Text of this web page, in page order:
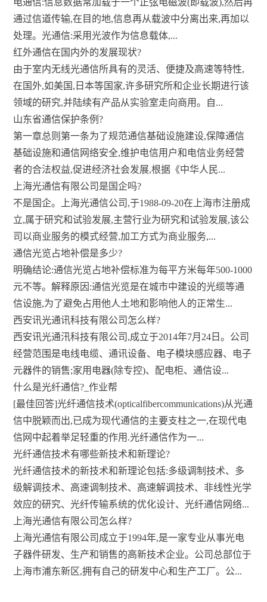
电通信:信息数据常加载于一个正弦电磁波(即载波),然后再
通过信道传输,在目的地,信息再从载波中分离出来,再加以
处理。光通信:采用光波作为信息载体,...
红外通信在国内外的发展现状?
由于室内无线光通信所具有的灵活、便捷及高速等特性,
在国外,如美国,日本等国家,许多研究所和企业长期进行该
领域的研究,并陆续有产品从实验室走向商用。自...
山东省通信保护条例?
第一章总则第一条为了规范通信基础设施建设,保障通信
基础设施和通信网络安全,维护电信用户和电信业务经营
者的合法权益,促进经济社会发展,根据《中华人民...
上海光通信有限公司是国企吗?
不是国企。上海光通信公司,于1988-09-20在上海市注册成
立,属于研究和试验发展,主营行业为研究和试验发展,该公
司以商业服务的模式经营,加工方式为商业服务,...
通信光览占地补偿是多少?
明确结论:通信光览占地补偿标准为每平方米每年500-1000
元不等。解释原因:通信光览是在城市中建设的光缆等通
信设施,为了避免占用他人土地和影响他人的正常生...
西安讯光通讯科技有限公司怎么样?
西安讯光通汛科技有限公司,成立于2014年7月24日。公司
经营范围是电线电缆、通讯设备、电子模块感应器、电子
元器件的销售;家用电器(除专控)、配电柜、通信设...
什么是光纤通信?_作业帮
[最佳回答]光纤通信技术(opticalfibercommunications)从光通
信中脱颖而出,已成为现代通信的主要支柱之一,在现代电
信网中起着举足轻重的作用.光纤通信作为一...
光纤通信技术有哪些新技术和新理论?
光纤通信技术的新技术和新理论包括:多级调制技术、多
级解调技术、高速调制技术、高速解调技术、非线性光学
效应的研究、光纤传输系统的优化设计、光纤通信网络...
上海光通信有限公司怎么样?
上海光通信有限公司成立于1994年,是一家专业从事光电
子器件研发、生产和销售的高新技术企业。公司总部位于
上海市浦东新区,拥有自己的研发中心和生产工厂。公...